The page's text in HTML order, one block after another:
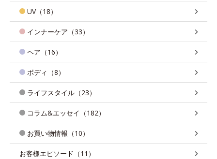
UV（18）
インナーケア（33）
ヘア（16）
ボディ（8）
ライフスタイル（23）
コラム&エッセイ（182）
お買い物情報（10）
お客様エピソード（11）